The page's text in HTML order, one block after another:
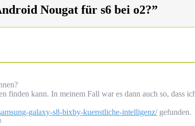
Nougat für s6 bei o2?”
finden kann. In meinem Fall war es dann auch so, dass
galaxy-s8-bixby-kuenstliche-intelligenz/gefunden.